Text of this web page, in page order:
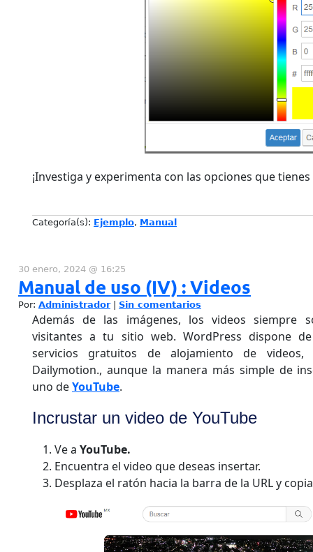
¡Investiga y experimenta con las opciones que
Categoría(s): Ejemplo, Manual
30 enero, 2024 @ 16:25
Manual de uso (IV) : Videos
Por: Administrador| Sin comentarios
Además de las imágenes, los videos siempre
visitantes a tu sitio web. WordPress dispone
servicios gratuitos de alojamiento de videos,
Dailymotion., aunque la manera más simple de
uno deYouTube.
Incrustar un video de YouTube
Ve a YouTube.
Encuentra el video que deseas insertar.
Desplaza el ratón hacia la barra de la URL y